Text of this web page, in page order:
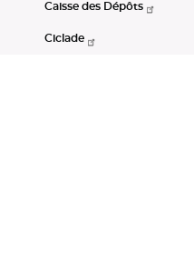
Caisse des Dépôts
Ciclade